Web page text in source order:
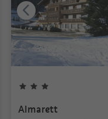
Almarett